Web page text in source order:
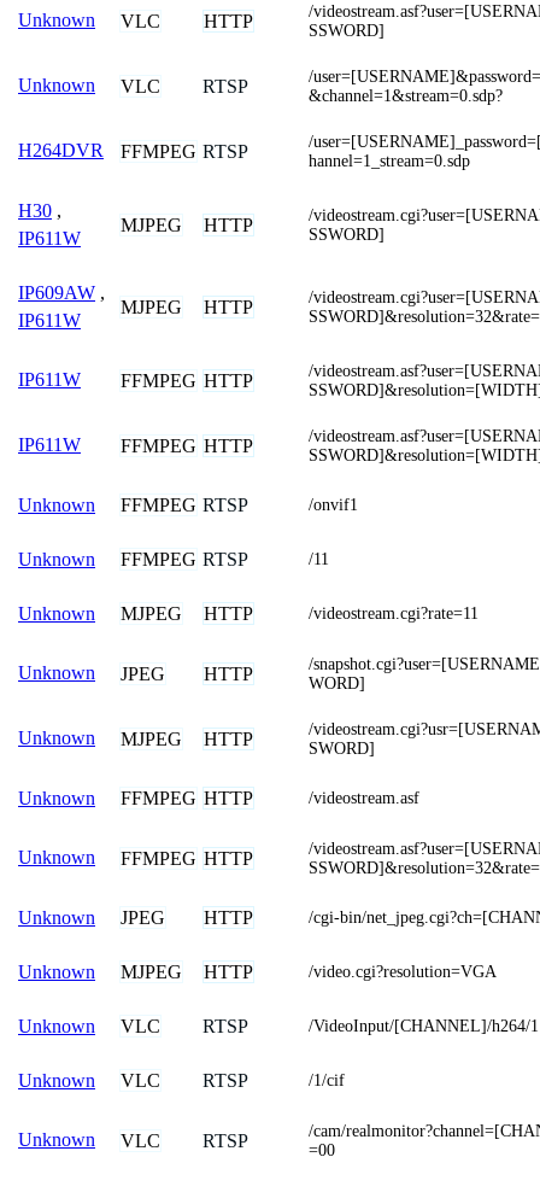
Unknown VLC HTTP
/
SSWORD]
Unknown VLC RTSP
/
&channel=1&stream=0.sdp?
H264DVR FFMPEG RTSP
/
hannel=1_stream=0.sdp
H30 ,
IP611W
MJPEG HTTP
/
SSWORD]
IP609AW ,
IP611W
MJPEG HTTP
/
IP611W FFMPEG HTTP
/
IP611W FFMPEG HTTP
/
Unknown FFMPEG RTSP /onvif1
Unknown FFMPEG RTSP /11
Unknown MJPEG HTTP /videostream.cgi?rate=11
Unknown JPEG HTTP
/
WORD]
Unknown MJPEG HTTP
/
SWORD]
Unknown FFMPEG HTTP /videostream.asf
Unknown FFMPEG HTTP
/
Unknown JPEG HTTP /cgi-bin/
Unknown MJPEG HTTP /video.cgi?resolution=VGA
Unknown VLC RTSP /VideoInput/[CHANNEL]/h264/1
Unknown VLC RTSP /1/cif
Unknown VLC RTSP
/cam/
=00